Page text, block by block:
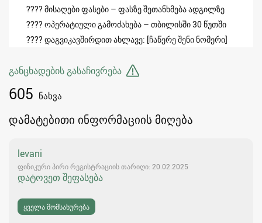
???? მისაღები ფასები – ფასზე შეთანხმება ადგილზე
???? ოპერატიული გამოძახება – თბილისში 30 წუთში
???? დაგვიკავშირდით ახლავე: [ჩაწერე შენი ნომერი]
განცხადების გასაჩივრება
605 ნახვა
დამატებითი ინფორმაციის მიღება
levani
ფიზიკური პირი რეგისტრაციის თარიღი: 20.02.2025
დატოვეთ შეფასება
ყველა მომსახურება